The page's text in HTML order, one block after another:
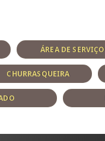
ÁREA DE SERVIÇO
CHURRASQUEIRA